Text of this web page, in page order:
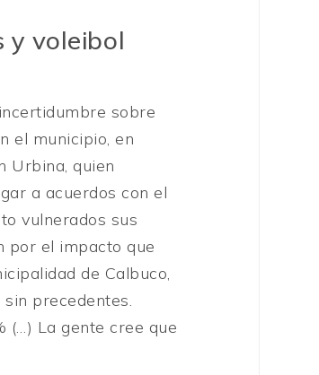
y voleibol
sobre
el municipio, en
Urbina, quien
a acuerdos con el
vulnerados sus
por el impacto que
de Calbuco,
precedentes.
(…) La gente cree que